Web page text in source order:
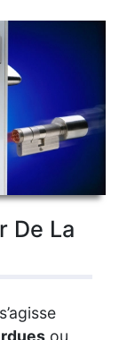
De La
ou